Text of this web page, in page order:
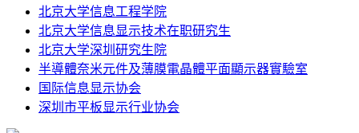
北京大学信息工程学院
北京大学信息显示技术在职研究生
北京大学深圳研究生院
半導體奈米元件及薄膜電晶體平面顯示器實驗室
国际信息显示协会
深圳市平板显示行业协会